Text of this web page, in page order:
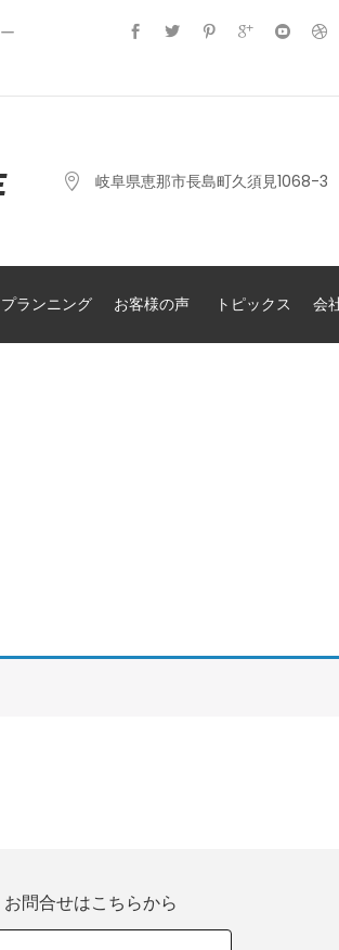
岐阜県恵那市長島町久須見1068-3
プランニング お客様の声 トピックス 会
問合せはこちらから